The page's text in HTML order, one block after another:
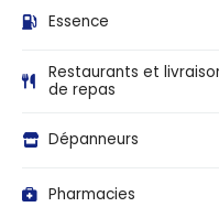
Essence
Restaurants et
de repas
Dépanneurs
Pharmacies